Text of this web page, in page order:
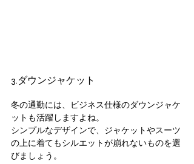
3.ダウンジャケット
冬の通勤には、ビジネス仕様のダウンジャケ
ットも活躍しますよね。
シンプルなデザインで、ジャケットやスーツ
の上に着てもシルエットが崩れないものを選
びましょう。